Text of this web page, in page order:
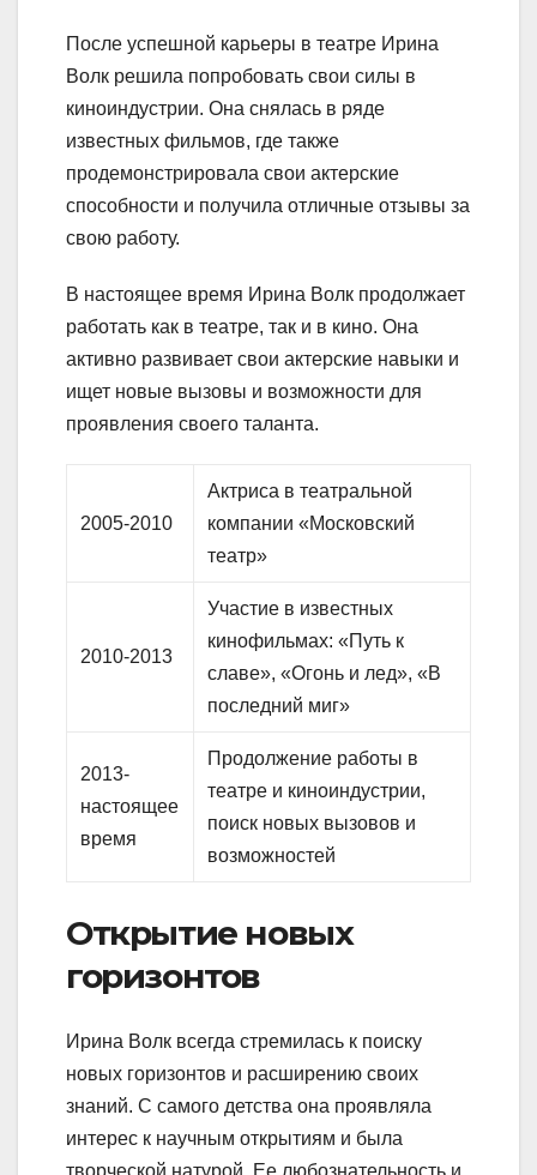
После успешной карьеры в театре Ирина
Волк решила попробовать свои силы в
киноиндустрии. Она снялась в ряде
известных фильмов, где также
продемонстрировала свои актерские
способности и получила отличные отзывы за
свою работу.
В настоящее время Ирина Волк продолжает
работать как в театре, так и в кино. Она
активно развивает свои актерские навыки и
ищет новые вызовы и возможности для
проявления своего таланта.
2005-2010
Актриса в театральной
компании «Московский
театр»
2010-2013
Участие в известных
кинофильмах: «Путь к
славе», «Огонь и лед», «В
последний миг»
2013-
настоящее
время
Продолжение работы в
театре и киноиндустрии,
поиск новых вызовов и
возможностей
Открытие новых
горизонтов
Ирина Волк всегда стремилась к поиску
новых горизонтов и расширению своих
знаний. С самого детства она проявляла
интерес к научным открытиям и была
творческой натурой. Ее любознательность и